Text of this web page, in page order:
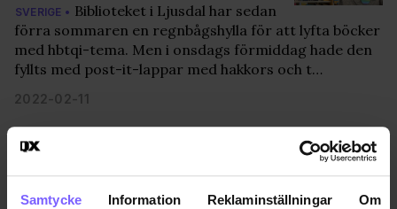
Samtycke Information Reklaminställningar Om
SVERIGE • Biblioteket i Ljusdal har sedan
förra sommaren en regnbågshylla för att lyfta böcker
med hbtqi-tema. Men i onsdags förmiddag hade den
fyllts med post-it-lappar med hakkors och t…
2022-02-11
Första Pride i Loos: ”I byn har
alla utom en sagt ja till